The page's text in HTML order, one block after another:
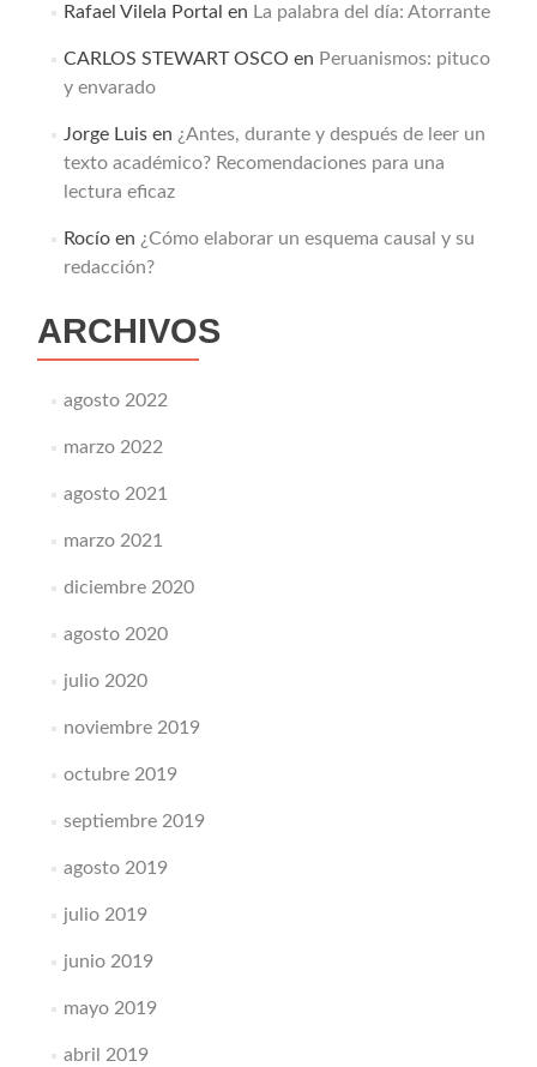
Rafael Vilela Portal en La palabra del día: Atorrante
CARLOS STEWART OSCO en Peruanismos: pituco
y envarado
Jorge Luisen ¿Antes, durante y después de leer un
texto académico? Recomendaciones para una
lectura eficaz
Rocíoen ¿Cómo elaborar un esquema causal y su
redacción?
ARCHIVOS
agosto 2022
marzo 2022
agosto 2021
marzo 2021
diciembre 2020
agosto 2020
julio 2020
noviembre 2019
octubre 2019
septiembre 2019
agosto 2019
julio 2019
junio 2019
mayo 2019
abril 2019